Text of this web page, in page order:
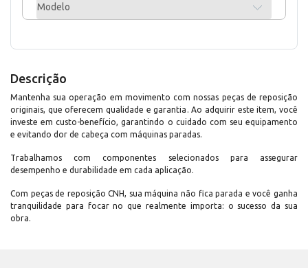
Modelo
Descrição
Mantenha sua operação em movimento com nossas peças de reposição
originais, que oferecem qualidade e garantia. Ao adquirir este item, você
investe em custo-benefício, garantindo o cuidado com seu equipamento
e evitando dor de cabeça com máquinas paradas.
Trabalhamos com componentes selecionados para assegurar
desempenho e durabilidade em cada aplicação.
Com peças de reposição CNH, sua máquina não fica parada e você ganha
tranquilidade para focar no que realmente importa: o sucesso da sua
obra.